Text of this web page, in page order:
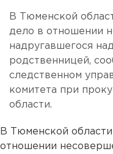
В Тюменской
дело в отношении
надругавшегося
родственницей,
следственном
комитета при
области.
В Тюменской
отношении